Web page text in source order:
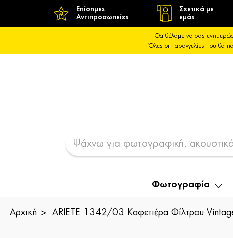
Επίσημες
Αντιπροσωπείες
Σχετικά με
εμάς
Θα θέλαμε να σας
Όλες οι παραγγελίες που
Φωτογραφία
Αρχική ARIETE 1342/03 Καφετιέρα Φίλτρου